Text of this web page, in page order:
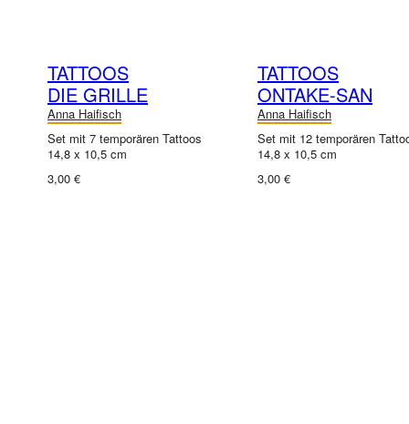
TATTOOS
DIE GRILLE
Anna Haifisch
Set mit 7 temporären Tattoos
14,8 x 10,5 cm
3,00 €
TATTOOS
ONTAKE-SAN
Anna Haifisch
Set mit 12 temporären
14,8 x 10,5 cm
3,00 €